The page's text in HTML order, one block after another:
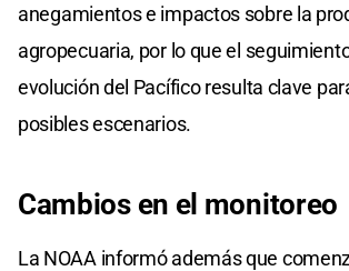
anegamientos e impactos sobre la
agropecuaria, por lo que el
evolución del Pacífico resulta clave
posibles escenarios.
Cambios en el monitoreo
La NOAA informó además que